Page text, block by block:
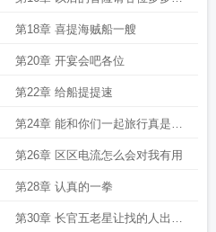
教
第18章 喜提海贼船一艘
第20章 开宴会吧各位
第22章 给船提提速
第24章 能和你们一起旅行真是太
棒了
第26章 区区电流怎么会对我有用
第28章 认真的一拳
第30章 长官五老星让找的人出现